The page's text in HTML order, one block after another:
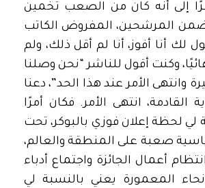
إلى أنه كان من الصعب تخمين
ضمن المرشحين، المفروض الكاتب
لك أنا أفوز، أنا لم أقل ذلك، ولم
وكنت أقول للناشر “نحن وصلنا
وانتهى الأمر عند هذا الحد”، دعنا
القادمة، انتهى الأمر. فكان أمرًا
لي لحظة إعلان فوزي بالبوكر، تحت
صعبة على المنطقة والعالم،
أعمال الجائزة واجتماع أدباء
المعمورة يعني بالنسبة لي